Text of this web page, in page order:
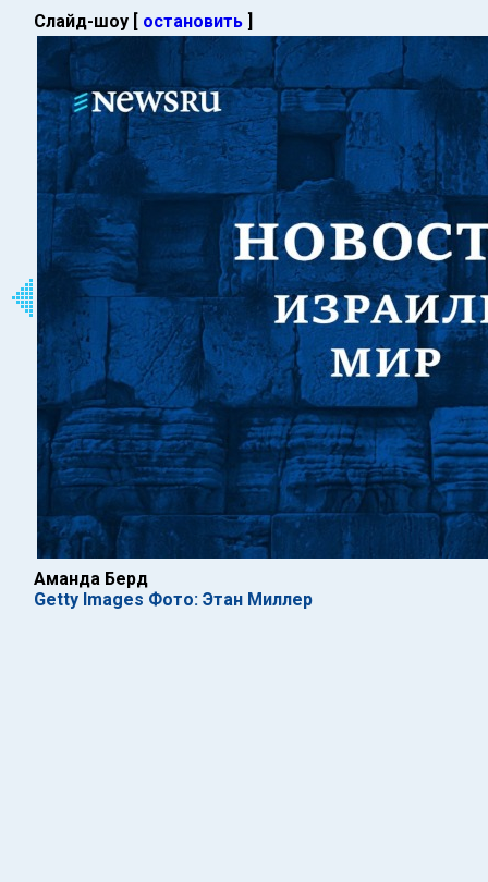
Слайд-шоу [ остановить ]
Аманда Берд
Getty Images Фото: Этан Миллер